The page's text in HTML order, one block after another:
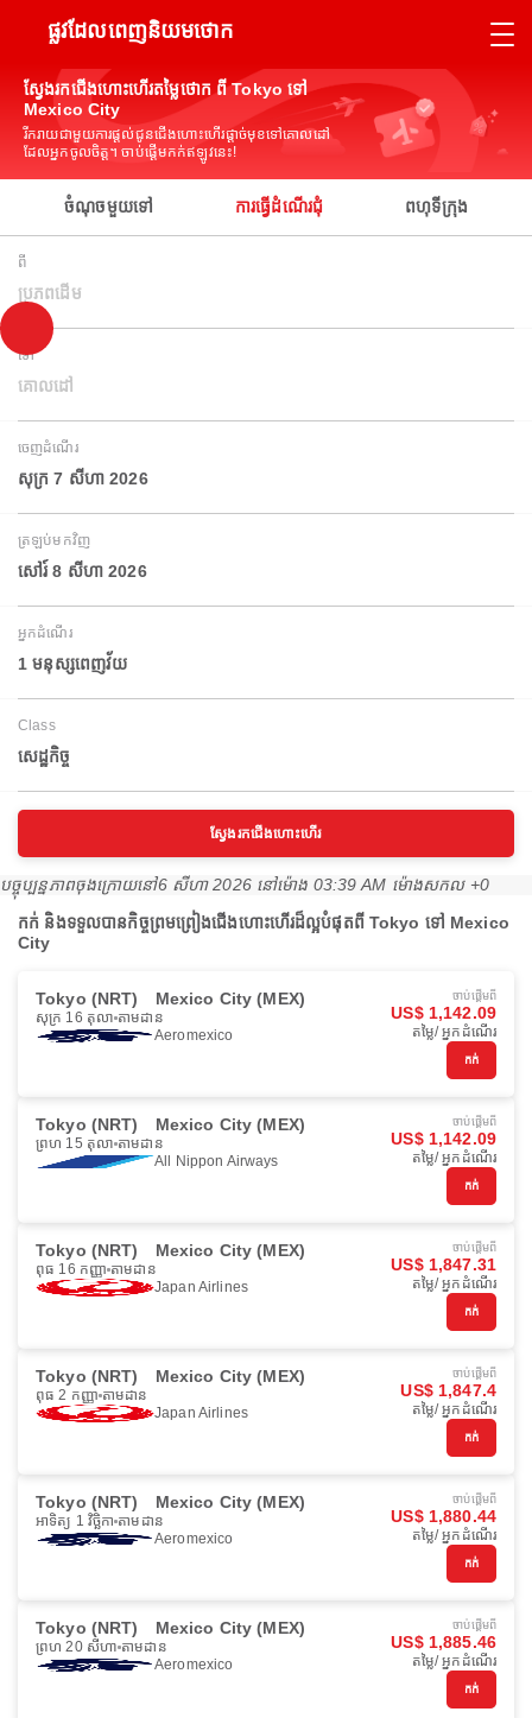
ផ្លូវដែលពេញនិយមថោក
ស្វែងរកជើងហោះហើរតម្លៃថោក ពី Tokyo ទៅ
Mexico City
រីករាយជាមួយការផ្តល់ជូនជើងហោះហើរផ្តាច់មុខទៅគោលដៅ
ដែលអ្នកចូលចិត្ត។ ចាប់ផ្តើមកក់ឥឡូវនេះ!
ចំណុចមួយទៅ ការធ្វើដំណើរជុំ ពហុទីក្រុង
ពី
ប្រភពដើម
ទៅ
គោលដៅ
ចេញដំណើរ
សុក្រ 7 សីហា 2026
ត្រឡប់មកវិញ
សៅរ៍ 8 សីហា 2026
អ្នកដំណើរ
1 មនុស្សពេញវ័យ
Class
សេដ្ឋកិច្ច
ស្វែងរកជើងហោះហើរ
បច្ចុប្បន្នភាពចុងក្រោយនៅ6 សីហា 2026 នៅ​ម៉ោង 03:39 AM ម៉ោង​សកល +0
កក់ និងទទួលបានកិច្ចព្រមព្រៀងជើងហោះហើរដ៏ល្អបំផុតពី Tokyo ទៅ Mexico
City
Tokyo (NRT) Mexico City (MEX)
សុក្រ 16 តុលា តាមដាន
Aeromexico
ចាប់ផ្ដើមពី
US$ 1,142.09
តម្លៃ/ អ្នកដំណើរ
កក់
Tokyo (NRT) Mexico City (MEX)
ព្រហ 15 តុលា តាមដាន
All Nippon Airways
ចាប់ផ្ដើមពី
US$ 1,142.09
តម្លៃ/ អ្នកដំណើរ
កក់
Tokyo (NRT) Mexico City (MEX)
ពុធ 16 កញ្ញា តាមដាន
Japan Airlines
ចាប់ផ្ដើមពី
US$ 1,847.31
តម្លៃ/ អ្នកដំណើរ
កក់
Tokyo (NRT) Mexico City (MEX)
ពុធ 2 កញ្ញា តាមដាន
Japan Airlines
ចាប់ផ្ដើមពី
US$ 1,847.4
តម្លៃ/ អ្នកដំណើរ
កក់
Tokyo (NRT) Mexico City (MEX)
អាទិត្យ 1 វិច្ឆិកា តាមដាន
Aeromexico
ចាប់ផ្ដើមពី
US$ 1,880.44
តម្លៃ/ អ្នកដំណើរ
កក់
Tokyo (NRT) Mexico City (MEX)
ព្រហ 20 សីហា តាមដាន
Aeromexico
ចាប់ផ្ដើមពី
US$ 1,885.46
តម្លៃ/ អ្នកដំណើរ
កក់